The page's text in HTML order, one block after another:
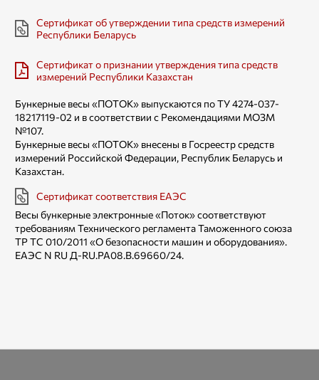
Сертификат об утверждении типа средств измерений
Республики Беларусь
Сертификат о признании утверждения типа средств
измерений Республики Казахстан
Бункерные весы «ПОТОК» выпускаются по ТУ 4274-037-
18217119-02 и в соответствии с Рекомендациями МОЗМ
№107.
Бункерные весы «ПОТОК» внесены в Госреестр средств
измерений Российской Федерации, Республик Беларусь и
Казахстан.
Сертификат соответствия ЕАЭС
Весы бункерные электронные «Поток» соответствуют
требованиям Технического регламента Таможенного союза
TP ТС 010/2011 «О безопасности машин и оборудования».
ЕАЭС N RU Д-RU.РА08.В.69660/24.